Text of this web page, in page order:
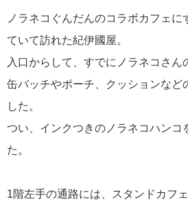
ノラネコぐんだんのコラボカフェに
ていて訪れた紀伊國屋。
入口からして、すでにノラネコさん
缶バッチやポーチ、クッションなど
した。
つい、インクつきのノラネコハンコ
た。
1階左手の通路には、スタンドカフ